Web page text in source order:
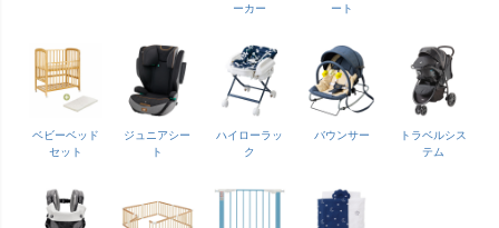
ーカー
ート
ベビーベッド
セット
ジュニアシー
ト
ハイローラッ
ク
バウンサー
トラベルシス
テム